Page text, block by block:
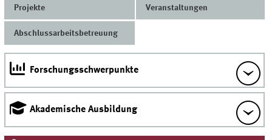
Projekte Veranstaltungen
Abschlussarbeitsbetreuung
Forschungsschwerpunkte
Akademische Ausbildung